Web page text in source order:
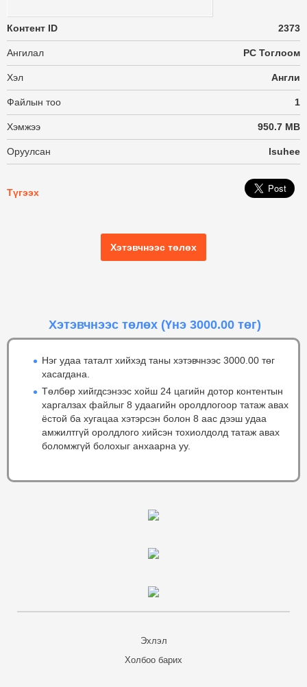
Контент ID 2373
Ангилал PC Тоглоом
Хэл Англи
Файлын тоо 1
Хэмжээ 950.7 MB
Оруулсан lsuhee
Түгээх
Хэтэвчнээс төлөх
Хэтэвчнээс төлөх (Үнэ 3000.00 төг)
Нэг удаа таталт хийхэд таны хэтэвчнээс 3000.00 төг
хасагдана.
Төлбөр хийгдсэнээс хойш 24 цагийн дотор контентын
харгалзах файлыг 8 удаагийн оролдлогоор татаж авах
ёстой ба хугацаа хэтэрсэн болон 8 аас дээш удаа
амжилтгүй оролдлого хийсэн тохиолдолд татаж авах
боломжгүй болохыг анхаарна уу.
Эхлэл
Холбоо барих